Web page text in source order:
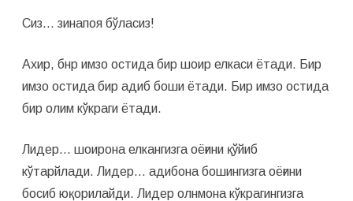
Сиз… зинапоя бўласиз!
Ахир, бнр имзо остида бир шоир елкаси ётади. Бир
имзо остида бир адиб боши ётади. Бир имзо остида
бир олим кўкраги ётади.
Лидер… шоирона елкангизга оёғини қўйиб
кўтарйлади. Лидер… адибона бошингизга оёғини
босиб юқорилайди. Лидер олнмона кўкрагингизга